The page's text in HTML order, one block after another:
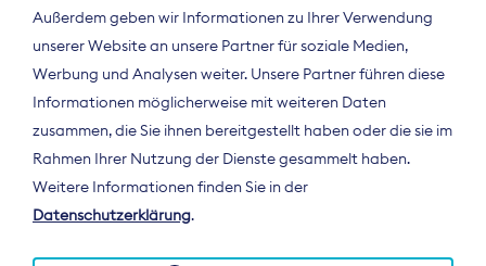
Der Bundesverband Digitalpublisher und
Zeitungsverleger (BDZV) vertritt als
Spitzenorganisation die Interessen der
Außerdem geben wir Informationen zu Ihrer Verwendung
unserer Website an unsere Partner für soziale Medien,
Werbung und Analysen weiter. Unsere Partner führen diese
Informationen möglicherweise mit weiteren Daten
zusammen, die Sie ihnen bereitgestellt haben oder die sie im
Rahmen Ihrer Nutzung der Dienste gesammelt haben.
Weitere Informationen finden Sie in der
Datenschutzerklärung.